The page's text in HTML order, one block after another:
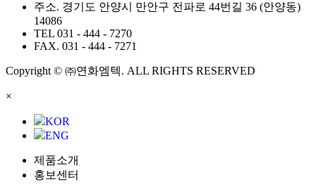
주소. 경기도 안양시 만안구 전파로 44번길 36 (안양동)
14086
TEL 031 - 444 - 7270
FAX. 031 - 444 - 7271
Copyright © ㈜연화엠텍. ALL RIGHTS RESERVED
×
KOR
ENG
제품소개
홍보센터